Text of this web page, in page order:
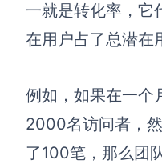
一就是转化率 ，
在用户占了总潜在
例如，如果在一个
2000名访问者，
了100笔，那么团